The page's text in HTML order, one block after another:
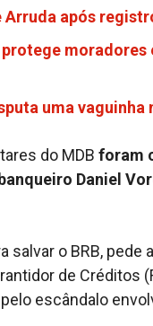
após
protege
uma vaguinha
do MDB foram
Daniel
o BRB, pede
de Créditos
escândalo